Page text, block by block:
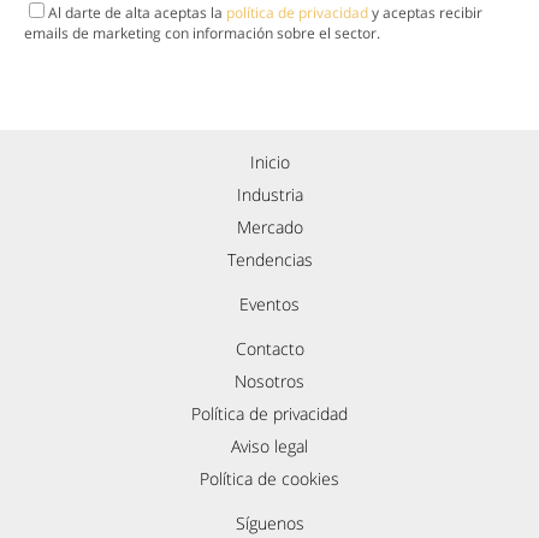
Al darte de alta aceptas la política de privacidady aceptas recibir
emails de marketing con información sobre el sector.
Inicio
Industria
Mercado
Tendencias
Eventos
Contacto
Nosotros
Política de privacidad
Aviso legal
Política de cookies
Síguenos